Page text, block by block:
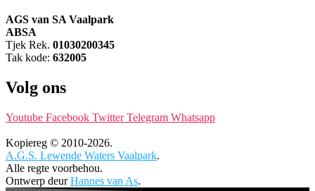
AGS van SA Vaalpark
ABSA
Tjek Rek. 01030200345
Tak kode: 632005
Volg ons
Youtube Facebook Twitter Telegram Whatsapp
Kopiereg © 2010-2026.
A.G.S. Lewende Waters Vaalpark.
Alle regte voorbehou.
Ontwerp deurHannes van As.